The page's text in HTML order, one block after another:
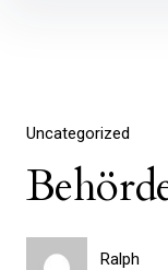
Uncategorized
Ralph